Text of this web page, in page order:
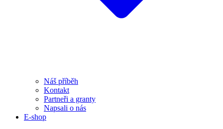
Náš příběh
Kontakt
Partneři a granty
Napsali o nás
E-shop